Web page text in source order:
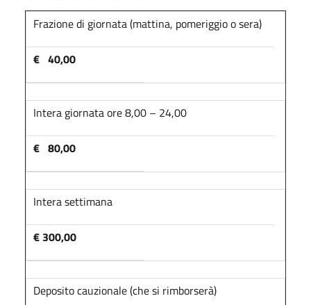
Frazione di giornata (mattina, pomeriggio o sera)
€ 40,00
Intera giornata ore 8,00 – 24,00
€ 80,00
Intera settimana
€ 300,00
Deposito cauzionale (che si rimborserà)